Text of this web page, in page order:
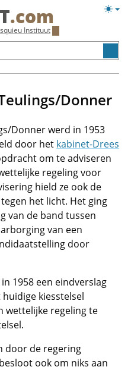
.com
Instituut
Donner
Donner werd in 1953
door het kabinet-Drees
om te adviseren
regeling voor
hield ze ook de
het licht. Het ging
van de band tussen
van een
door
1958 een eindverslag
kiesstelsel
wettelijke regeling te
door de regering
ook om niks aan